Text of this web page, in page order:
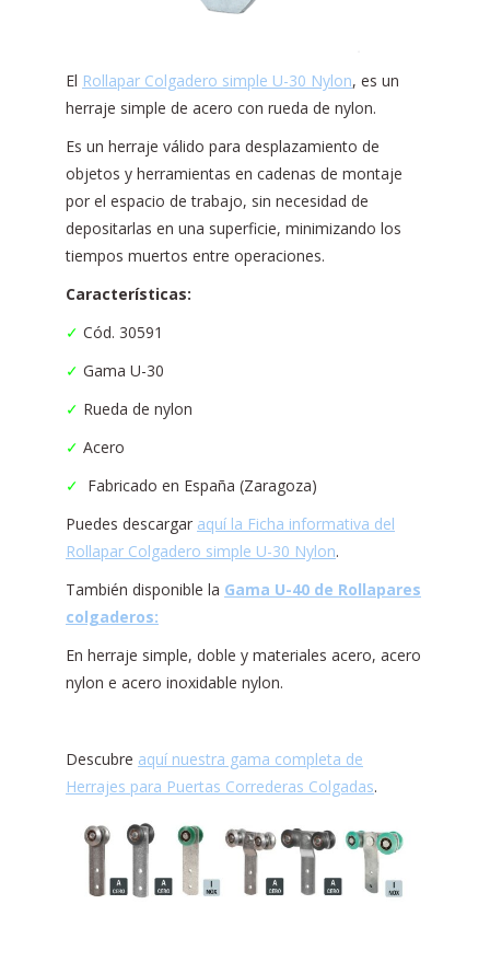
El Rollapar Colgadero simple U-30 Nylon, es un
herraje simple de acero con rueda de nylon.
Es un herraje válido para desplazamiento de
objetos y herramientas en cadenas de montaje
por el espacio de trabajo, sin necesidad de
depositarlas en una superficie, minimizando los
tiempos muertos entre operaciones.
Características:
✓ Cód. 30591
✓ Gama U-30
✓ Rueda de nylon
✓ Acero
✓ Fabricado en España (Zaragoza)
Puedes descargar aquí la Ficha informativa del
Rollapar Colgadero simple U-30 Nylon.
También disponible la Gama U-40 de Rollapares
colgaderos:
En herraje simple, doble y materiales acero, acero
nylon e acero inoxidable nylon.
Descubre aquí nuestra gama completa de
Herrajes para Puertas Correderas Colgadas.